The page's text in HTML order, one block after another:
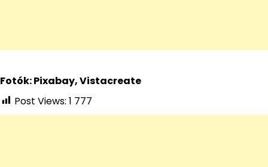
Fotók: Pixabay, Vistacreate
Post Views: 1 777